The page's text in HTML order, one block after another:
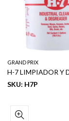
GRAND PRIX
SKU: H7P